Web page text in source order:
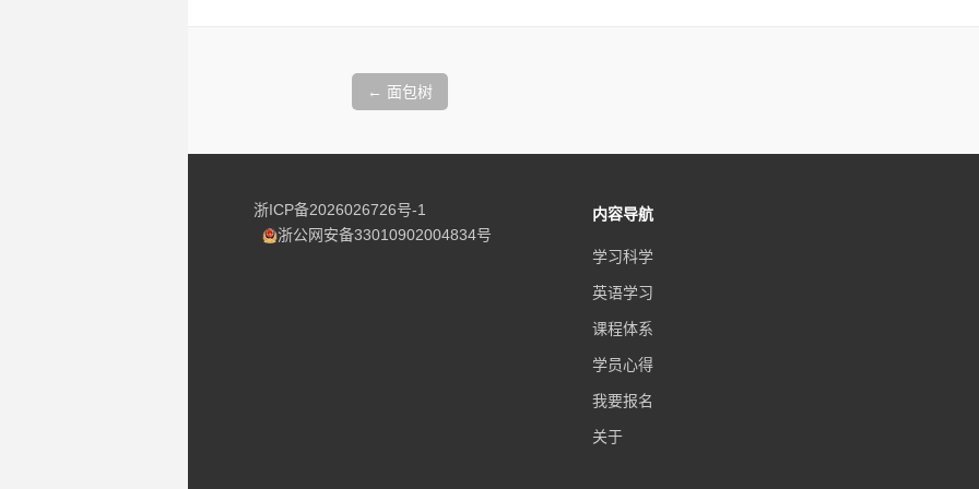
导
航
← 面包树
浙ICP备2026026726号-1
浙公网安备33010902004834号
内容导航
学习科学
英语学习
课程体系
学员心得
我要报名
关于